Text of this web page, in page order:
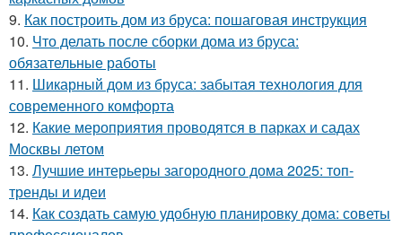
9. Как построить дом из бруса: пошаговая инструкция
10. Что делать после сборки дома из бруса:
обязательные работы
11. Шикарный дом из бруса: забытая технология для
современного комфорта
12. Какие мероприятия проводятся в парках и садах
Москвы летом
13. Лучшие интерьеры загородного дома 2025: топ-
тренды и идеи
14. Как создать самую удобную планировку дома: советы